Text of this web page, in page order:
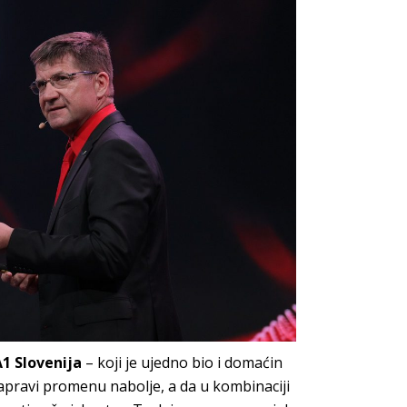
Slovenija – koji je ujedno bio i domaćin
promenu nabolje, a da u kombinaciji